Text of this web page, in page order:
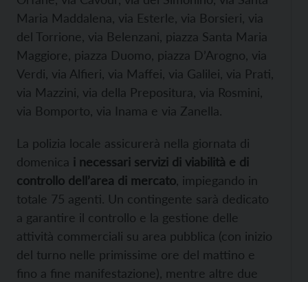
Maria Maddalena, via Esterle, via Borsieri, via
del Torrione, via Belenzani, piazza Santa Maria
Maggiore, piazza Duomo, piazza D’Arogno, via
Verdi, via Alfieri, via Maffei, via Galilei, via Prati,
via Mazzini, via della Prepositura, via Rosmini,
via Bomporto, via Inama e via Zanella.
La polizia locale assicurerà nella giornata di
domenica i necessari servizi di viabilità e di
controllo dell’area di mercato , impiegando in
totale 75 agenti. Un contingente sarà dedicato
a garantire il controllo e la gestione delle
attività commerciali su area pubblica (con inizio
del turno nelle primissime ore del mattino e
fino a fine manifestazione), mentre altre due